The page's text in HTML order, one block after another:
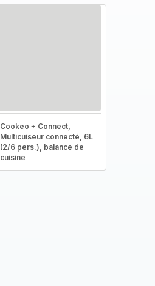
Cookeo + Connect,
Multicuiseur connecté, 6L
(2/6 pers.), balance de
cuisine